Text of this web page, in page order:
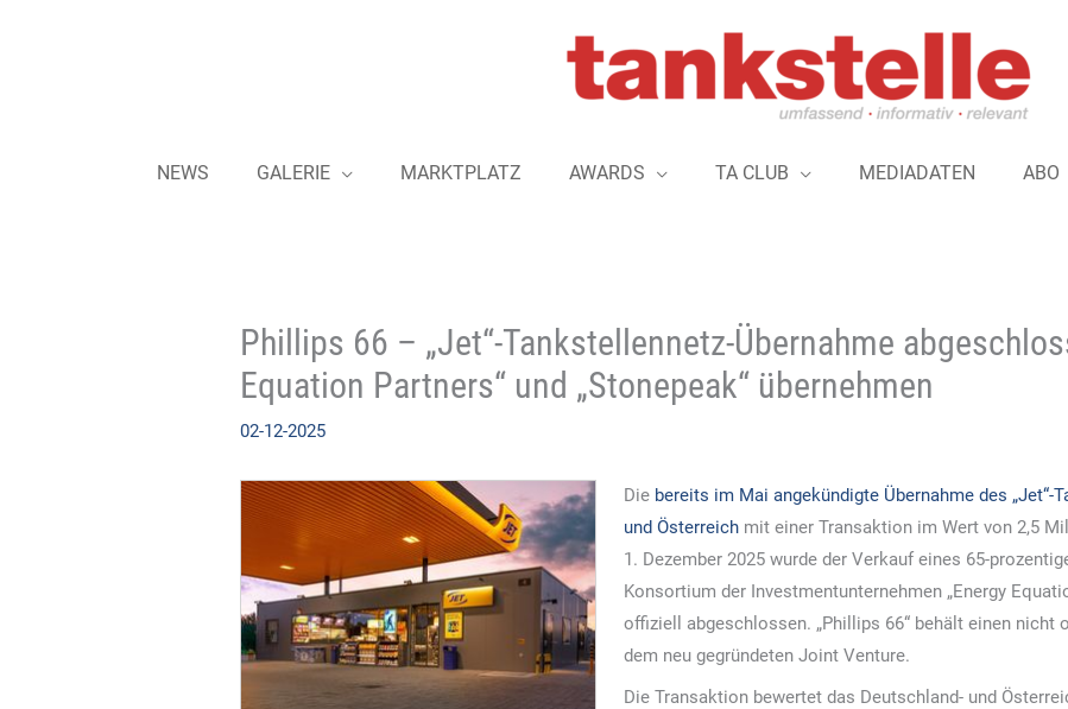
NEWS GALERIE MARKTPLATZ AWARDS TA CLUB MEDIADATEN ABO
Phillips 66 – „Jet“-Tankstellennetz-Übernahme
Equation Partners“ und „Stonepeak“ übernehmen
02-12-2025
Die bereits im Mai angekündigte Übernahme des
und Österreichmit einer Transaktion im Wert von 2,5
1. Dezember 2025 wurde der Verkauf eines 65-
Konsortium der Investmentunternehmen „Energy
offiziell abgeschlossen. „Phillips 66“ behält einen nicht
dem neu gegründeten Joint Venture.
Die Transaktion bewertet das Deutschland- und